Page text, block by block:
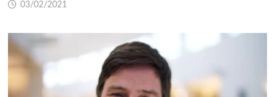
03/02/2021